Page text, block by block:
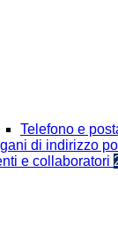
Telefono e
di indirizzo
e collaboratori